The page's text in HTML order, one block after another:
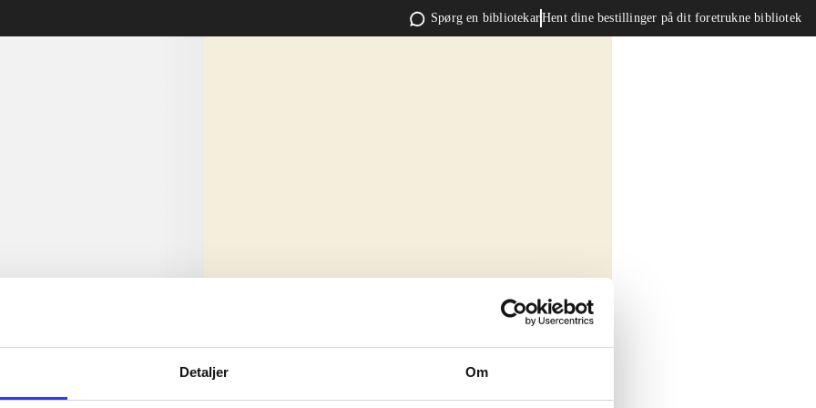
Detaljer Om
Spørg en bibliotekarHent dine bestillinger på dit foretrukne bibliotek
sit amet ...
sit amet ...